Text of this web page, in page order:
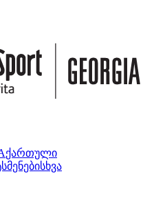
ქართული
სხვა